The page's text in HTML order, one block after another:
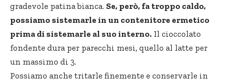
gradevole patina bianca. Se, però, fa troppo caldo,
possiamo sistemarle in un contenitore ermetico
prima di sistemarle al suo interno. Il cioccolato
fondente dura per parecchi mesi, quello al latte per
un massimo di 3.
Possiamo anche tritarle finemente e conservarle in